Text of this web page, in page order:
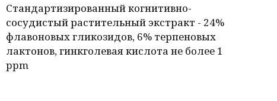
Стандартизированный когнитивно-
сосудистый растительный экстракт - 24%
флавоновых гликозидов, 6% терпеновых
лактонов, гинкголевая кислота не более 1
ppm